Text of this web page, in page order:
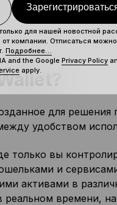
устройств Ledger.
контроль и
для решения
удобством
только вы
и
активами в
времени,
для нашей новостной
компании. Отписаться
Подробнее…
and the Google Privacy Policy
apply.